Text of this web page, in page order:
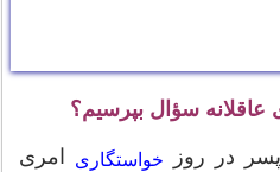
سؤال بپرسیم؟
در روز
خواستگاری امری